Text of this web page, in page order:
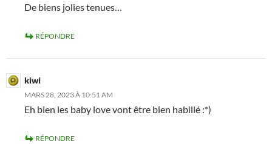
De biens jolies tenues…
RÉPONDRE
kiwi
MARS 28, 2023 À 10:51 AM
Eh bien les baby love vont être bien habillé :*)
RÉPONDRE